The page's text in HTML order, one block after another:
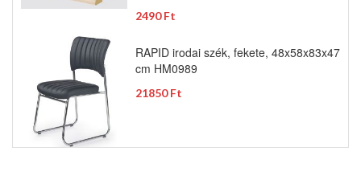
2490 Ft
RAPID irodai szék, fekete, 48x58x83x47
cm HM0989
21850 Ft